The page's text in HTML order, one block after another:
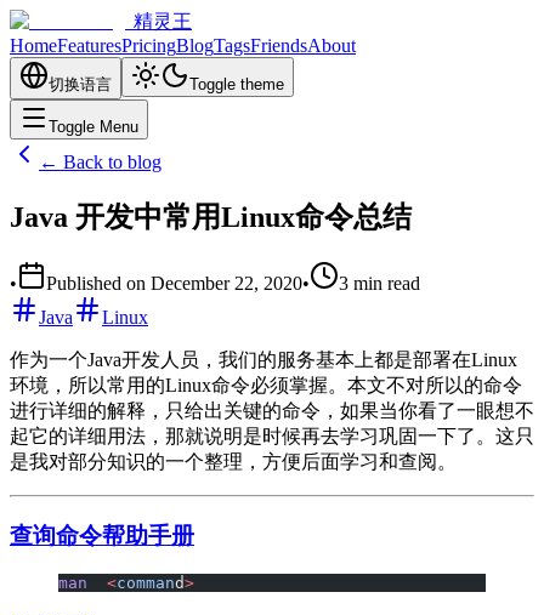
精灵王
HomeFeaturesPricingBlogTagsFriendsAbout
切换语言 Toggle theme
Toggle Menu
← Back to blog
Java 开发中常用Linux命令总结
• Published on December 22, 2020• 3 min read
Java
Linux
作为一个Java开发人员，我们的服务基本上都是部署在Linux
环境，所以常用的Linux命令必须掌握。本文不对所以的命令
进行详细的解释，只给出关键的命令，如果当你看了一眼想不
起它的详细用法，那就说明是时候再去学习巩固一下了。这只
是我对部分知识的一个整理，方便后面学习和查阅。
查询命令帮助手册
man
  <
command>